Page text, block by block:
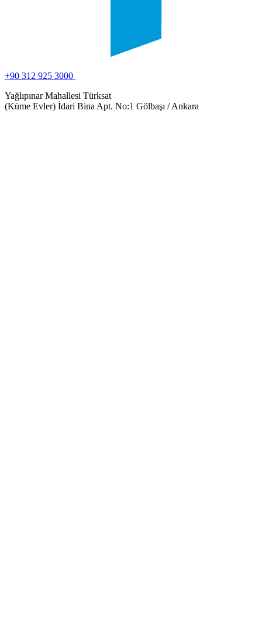
+90 312 925 3000
Yağlıpınar Mahallesi Türksat
(Küme Evler) İdari Bina Apt. No:1 Gölbaşı / Ankara